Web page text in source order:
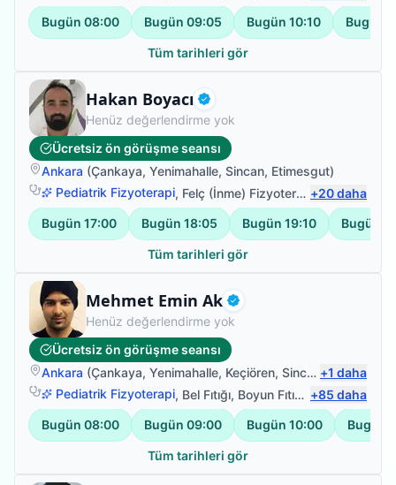
Bugün 08:00 Bugün 09:05 Bugün 10:10 Bugün
Tüm tarihleri gör
Hakan Boyacı Doğrulanmış
Fizyoterapist
Henüz değerlendirme yok
Ücretsiz ön görüşme seansı
Ankara (Çankaya, Yenimahalle, Sincan, Etimesgut)
Pediatrik Fizyoterapi, Felç (İnme) Fizyoterapisi ,Ortopedik
+20daha
Bugün 17:00 Bugün 18:05 Bugün 19:10 Bugün
Tüm tarihleri gör
Mehmet Emin Ak Doğrulanmış
Fizyoterapist
Henüz değerlendirme yok
Ücretsiz ön görüşme seansı
Ankara (Çankaya, Yenimahalle, Keçiören, Sincan )
+1 daha
Pediatrik Fizyoterapi, Bel Fıtığı, Boyun Fıtığı ,Omuz Bağ
+85 daha
Bugün 08:00 Bugün 09:00 Bugün 10:00 Bugün
Tüm tarihleri gör